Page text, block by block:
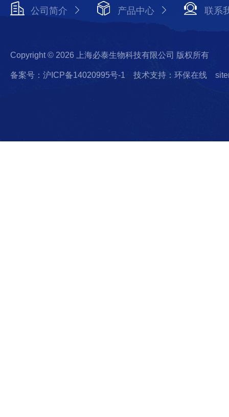
公司简介 产品中心 联系
Copyright © 2026 上海必泰生物科技有限公司 版权所有
备案号：沪ICP备14020995号-1 技术支持：环保在线